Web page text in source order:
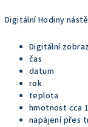
Digitální Hodiny
Digitální
čas
datum
rok
teplota
hmotnost cca
napájení přes